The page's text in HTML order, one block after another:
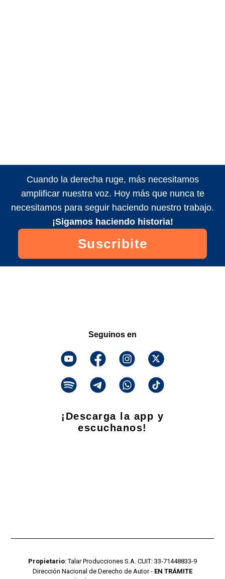
Cuando la derecha ruge, más necesitamos
amplificar nuestra voz. Hoy más que nunca te
necesitamos para seguir haciendo nuestro trabajo.
¡Sigamos haciendo historia!
Suscribite
Seguinos en
¡Descarga la app y
escuchanos!
Propietario: Talar Producciones S.A. CUIT: 33-71448833-9
Dirección Nacional de Derecho de Autor - EN TRÁMITE